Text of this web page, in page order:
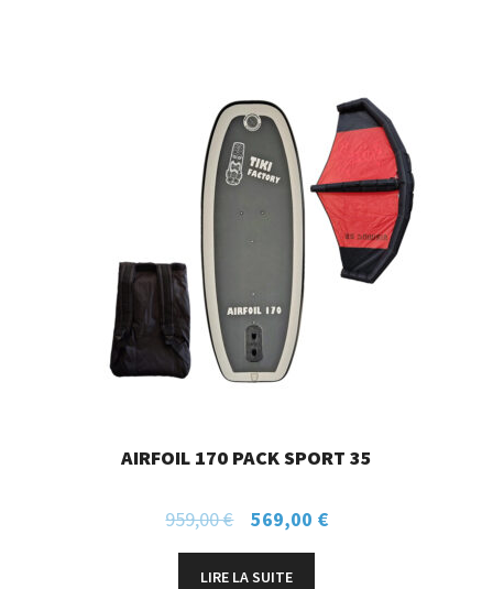
AIRFOIL 170 PACK SPORT 35
959,00€ 569,00 €
LIRE LA SUITE